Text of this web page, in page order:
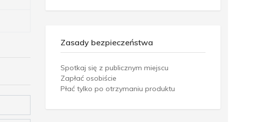
Zasady bezpieczeństwa
Spotkaj się z publicznym miejscu
Zapłać osobiście
Płać tylko po otrzymaniu produktu